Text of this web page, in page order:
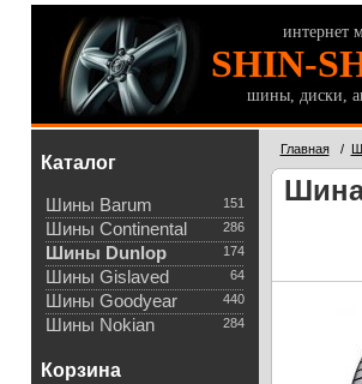
интернет
SHIN-
шины, диски,
Каталог
151
Шины Barum
286
Шины Continental
174
Шины Dunlop
64
Шины Gislaved
440
Шины Goodyear
284
Шины Nokian
Корзина
Главная/
Шина